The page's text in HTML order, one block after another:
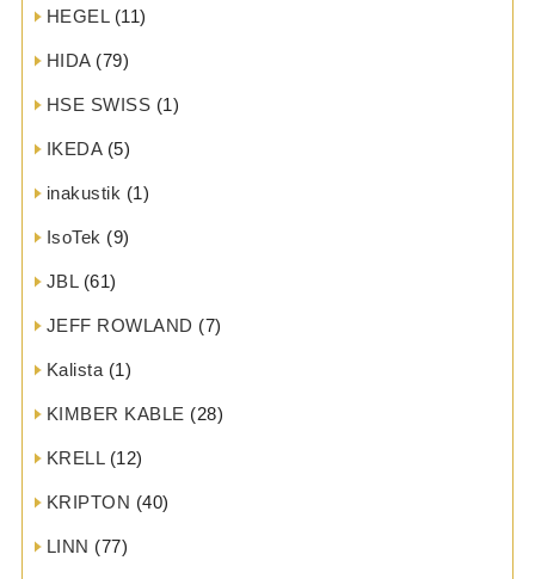
HEGEL(11)
HIDA(79)
HSE SWISS (1)
IKEDA(5)
inakustik (1)
IsoTek (9)
JBL(61)
JEFF ROWLAND (7)
Kalista (1)
KIMBER KABLE (28)
KRELL(12)
KRIPTON (40)
LINN (77)